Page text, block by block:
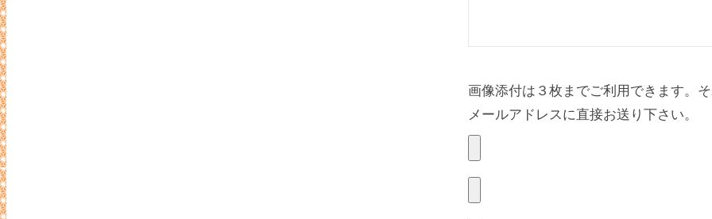
画像添付は３枚までご利用できます。
メールアドレスに直接お送り下さい。